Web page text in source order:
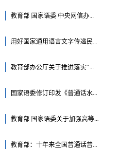
教育部 国家语委 中央网信办...
用好国家通用语言文字传递民...
教育部办公厅关于推进落实“...
国家语委修订印发《普通话水...
教育部 国家语委关于加强高等...
教育部：十年来全国普通话普...